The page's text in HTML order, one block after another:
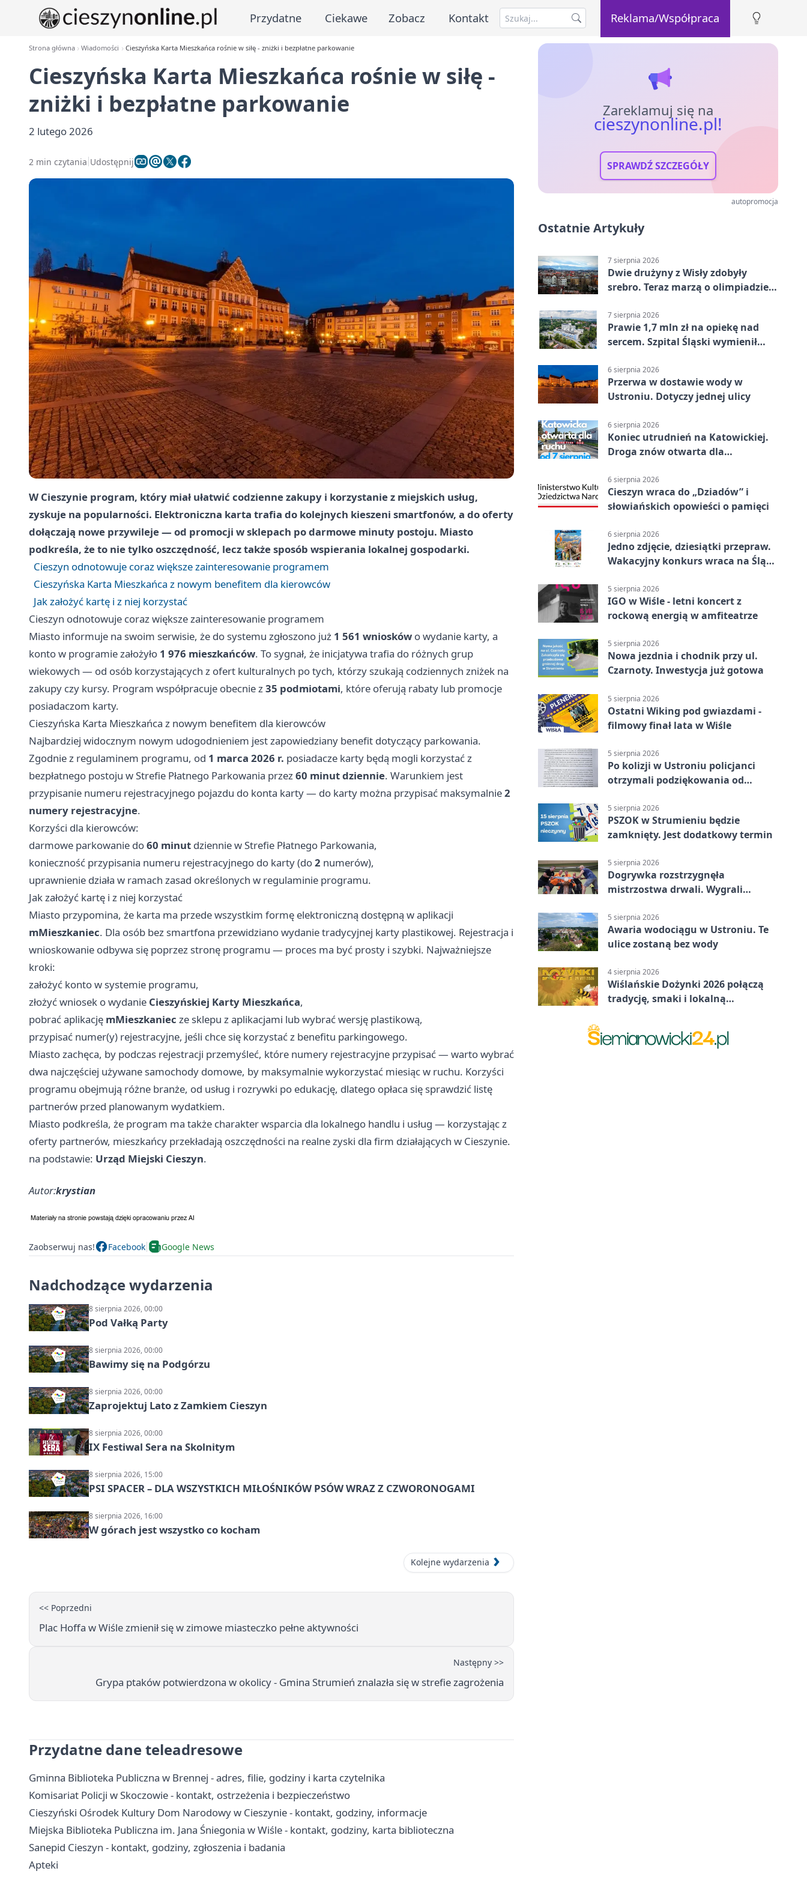
Przydatne Ciekawe Zobacz Kontakt Reklama/Współpraca
Strona główna Wiadomości Cieszyńska Karta Mieszkańca rośnie w siłę - zniżki i bezpłatne parkowanie
Cieszyńska Karta Mieszkańca rośnie w siłę -
zniżki i bezpłatne parkowanie
2 lutego 2026
2 min czytania Udostępnij
W Cieszynie program, który miał ułatwić codzienne zakupy i korzystanie z miejskich usług,
zyskuje na popularności. Elektroniczna karta trafia do kolejnych kieszeni smartfonów, a do oferty
dołączają nowe przywileje — od promocji w sklepach po darmowe minuty postoju. Miasto
podkreśla, że to nie tylko oszczędność, lecz także sposób wspierania lokalnej gospodarki.
Cieszyn odnotowuje coraz większe zainteresowanie programem
Cieszyńska Karta Mieszkańca z nowym benefitem dla kierowców
Jak założyć kartę i z niej korzystać
Cieszyn odnotowuje coraz większe zainteresowanie programem
Miasto informuje na swoim serwisie, że do systemu zgłoszono już 1 561 wniosków o wydanie karty, a
konto w programie założyło 1 976 mieszkańców. To sygnał, że inicjatywa trafia do różnych grup
wiekowych — od osób korzystających z ofert kulturalnych po tych, którzy szukają codziennych zniżek na
zakupy czy kursy. Program współpracuje obecnie z35 podmiotami, które oferują rabaty lub promocje
posiadaczom karty.
Cieszyńska Karta Mieszkańca z nowym benefitem dla kierowców
Najbardziej widocznym nowym udogodnieniem jest zapowiedziany benefit dotyczący parkowania.
Zgodnie z regulaminem programu, od 1 marca 2026 r. posiadacze karty będą mogli korzystać z
bezpłatnego postoju w Strefie Płatnego Parkowania przez60 minut dziennie. Warunkiem jest
przypisanie numeru rejestracyjnego pojazdu do konta karty — do karty można przypisać maksymalnie2
numery rejestracyjne.
Korzyści dla kierowców:
darmowe parkowanie do60 minut dziennie w Strefie Płatnego Parkowania,
konieczność przypisania numeru rejestracyjnego do karty (do2 numerów),
uprawnienie działa w ramach zasad określonych w regulaminie programu.
Jak założyć kartę i z niej korzystać
Miasto przypomina, że karta ma przede wszystkim formę elektroniczną dostępną w aplikacji
mMieszkaniec. Dla osób bez smartfona przewidziano wydanie tradycyjnej karty plastikowej. Rejestracja i
wnioskowanie odbywa się poprzez stronę programu — proces ma być prosty i szybki. Najważniejsze
kroki:
założyć konto w systemie programu,
złożyć wniosek o wydanie Cieszyńskiej Karty Mieszkańca,
pobrać aplikację mMieszkaniec ze sklepu z aplikacjami lub wybrać wersję plastikową,
przypisać numer(y) rejestracyjne, jeśli chce się korzystać z benefitu parkingowego.
Miasto zachęca, by podczas rejestracji przemyśleć, które numery rejestracyjne przypisać — warto wybrać
dwa najczęściej używane samochody domowe, by maksymalnie wykorzystać miesiąc w ruchu. Korzyści
programu obejmują różne branże, od usług i rozrywki po edukację, dlatego opłaca się sprawdzić listę
partnerów przed planowanym wydatkiem.
Miasto podkreśla, że program ma także charakter wsparcia dla lokalnego handlu i usług — korzystając z
oferty partnerów, mieszkańcy przekładają oszczędności na realne zyski dla firm działających w Cieszynie.
na podstawie: Urząd Miejski Cieszyn.
Autor:krystian
Zaobserwuj nas! Facebook Google News
Nadchodzące wydarzenia
8 sierpnia 2026, 00:00
Pod Vałką Party
8 sierpnia 2026, 00:00
Bawimy się na Podgórzu
8 sierpnia 2026, 00:00
Zaprojektuj Lato z Zamkiem Cieszyn
8 sierpnia 2026, 00:00
IX Festiwal Sera na Skolnitym
8 sierpnia 2026, 15:00
PSI SPACER – DLA WSZYSTKICH MIŁOŚNIKÓW PSÓW WRAZ Z CZWORONOGAMI
8 sierpnia 2026, 16:00
W górach jest wszystko co kocham
Kolejne wydarzenia
<< Poprzedni
Plac Hoffa w Wiśle zmienił się w zimowe miasteczko pełne aktywności
Następny >>
Grypa ptaków potwierdzona w okolicy - Gmina Strumień znalazła się w strefie zagrożenia
Przydatne dane teleadresowe
Gminna Biblioteka Publiczna w Brennej - adres, filie, godziny i karta czytelnika
Komisariat Policji w Skoczowie - kontakt, ostrzeżenia i bezpieczeństwo
Cieszyński Ośrodek Kultury Dom Narodowy w Cieszynie - kontakt, godziny, informacje
Miejska Biblioteka Publiczna im. Jana Śniegonia w Wiśle - kontakt, godziny, karta biblioteczna
Sanepid Cieszyn - kontakt, godziny, zgłoszenia i badania
Apteki
Zareklamuj się na
cieszynonline.pl!
SPRAWDŹ SZCZEGÓŁY
autopromocja
Ostatnie Artykuły
7 sierpnia 2026
Dwie drużyny z Wisły zdobyły
srebro. Teraz marzą o olimpiadzie
7 sierpnia 2026
Prawie 1,7 mln zł na opiekę nad
sercem. Szpital Śląski wymienił
6 sierpnia 2026
Przerwa w dostawie wody w
Ustroniu. Dotyczy jednej ulicy
6 sierpnia 2026
Koniec utrudnień na Katowickiej.
Droga znów otwarta dla
6 sierpnia 2026
Cieszyn wraca do „Dziadów” i
słowiańskich opowieści o pamięci
6 sierpnia 2026
Jedno zdjęcie, dziesiątki przepraw.
Wakacyjny konkurs wraca na Śląsk
5 sierpnia 2026
IGO w Wiśle - letni koncert z
rockową energią w amfiteatrze
5 sierpnia 2026
Nowa jezdnia i chodnik przy ul.
Czarnoty. Inwestycja już gotowa
5 sierpnia 2026
Ostatni Wiking pod gwiazdami -
filmowy finał lata w Wiśle
5 sierpnia 2026
Po kolizji w Ustroniu policjanci
otrzymali podziękowania od
5 sierpnia 2026
PSZOK w Strumieniu będzie
zamknięty. Jest dodatkowy termin
5 sierpnia 2026
Dogrywka rozstrzygnęła
mistrzostwa drwali. Wygrali
5 sierpnia 2026
Awaria wodociągu w Ustroniu. Te
ulice zostaną bez wody
4 sierpnia 2026
Wiślańskie Dożynki 2026 połączą
tradycję, smaki i lokalną